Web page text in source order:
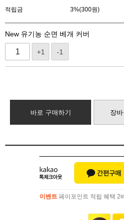
적립금 3%(300원)
New 유기농 순면 베개 커버
+1 -1
바로 구매하기 장
이벤트 페이포인트 적립 혜택 2